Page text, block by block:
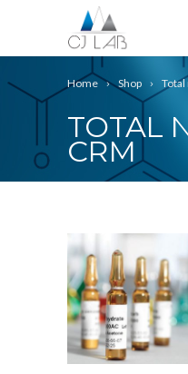
Home Shop Total
TOTAL
CRM